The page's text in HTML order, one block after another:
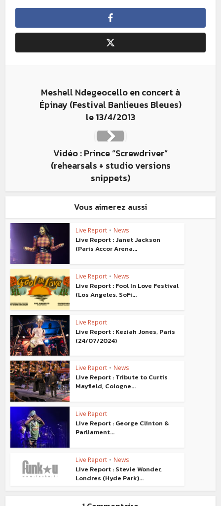
Meshell Ndegeocello en concert à
Épinay (Festival Banlieues Bleues)
le 13/4/2013
Vidéo : Prince “Screwdriver”
(rehearsals + studio versions
snippets)
Vous aimerez aussi
Live Report • News
Live Report : Janet Jackson
(Paris Accor Arena...
Live Report • News
Live Report : Fool In Love Festival
(Los Angeles, SoFi...
Live Report
Live Report : Keziah Jones, Paris
(24/07/2024)
Live Report • News
Live Report : Tribute to Curtis
Mayfield, Cologne...
Live Report
Live Report : George Clinton &
Parliament...
Live Report • News
Live Report : Stevie Wonder,
Londres (Hyde Park)...